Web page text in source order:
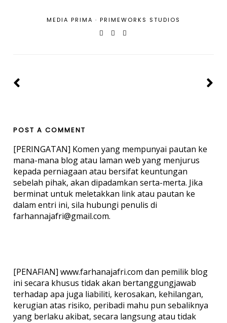
MEDIA PRIMA · PRIMEWORKS STUDIOS
POST A COMMENT
[PERINGATAN] Komen yang mempunyai pautan ke
mana-mana blog atau laman web yang menjurus
kepada perniagaan atau bersifat keuntungan
sebelah pihak, akan dipadamkan serta-merta. Jika
berminat untuk meletakkan link atau pautan ke
dalam entri ini, sila hubungi penulis di
farhannajafri@gmail.com.
[PENAFIAN] www.farhanajafri.com dan pemilik blog
ini secara khusus tidak akan bertanggungjawab
terhadap apa juga liabiliti, kerosakan, kehilangan,
kerugian atas risiko, peribadi mahu pun sebaliknya
yang berlaku akibat, secara langsung atau tidak